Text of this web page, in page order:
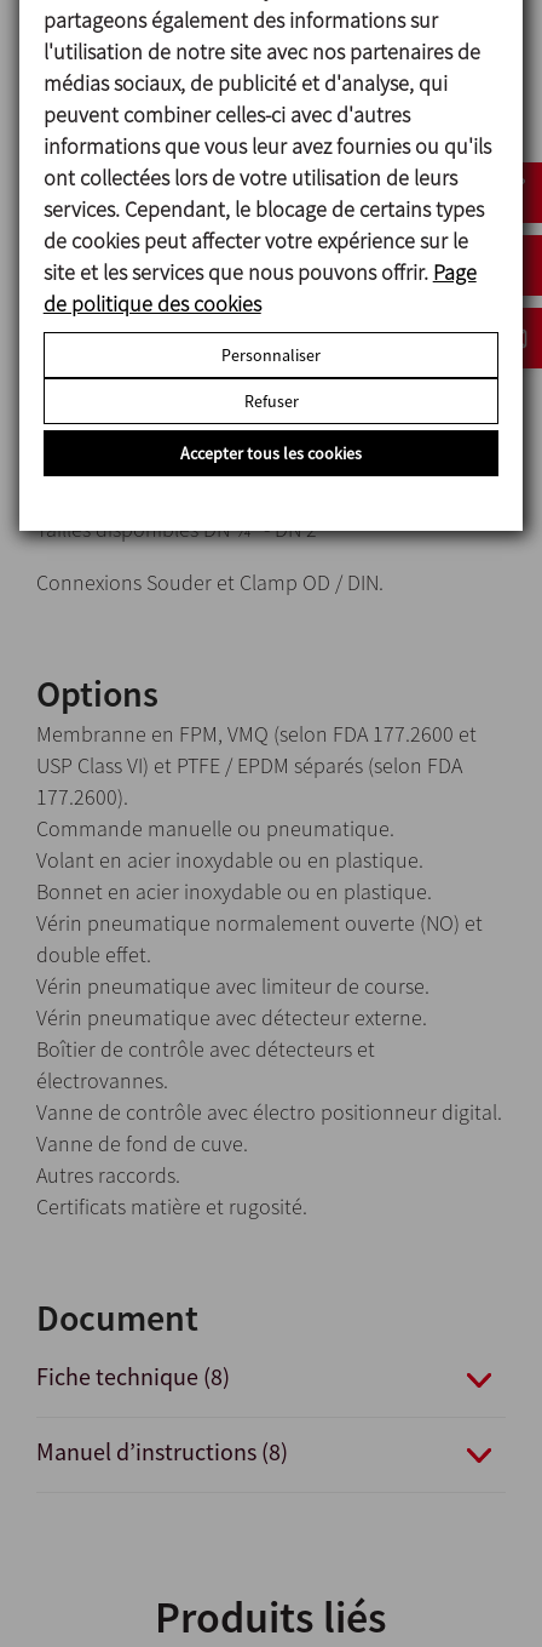
Traçabilité des composants.
Matériels
Pièces en contact avec le produit Acier inoxydable
AISI 316L (1.4404)
Autres pièces en acier inoxydable Acier inoxydable
AISI 304 (1.4301)
Pièces en plastique PP + 30 GF
Membrane EPDM (selon FDA 177.2600 et USP Class
Interne Ra ≤ 0,5 µm
Externe Poli brillant
Tailles disponibles DN ¼" - DN 2"
Connexions Souder et Clamp OD / DIN.
Options
Membranne en FPM, VMQ (selon FDA 177.2600 et
USP Class VI) et PTFE / EPDM séparés (selon FDA
177.2600).
Commande manuelle ou pneumatique.
Volant en acier inoxydable ou en plastique.
Bonnet en acier inoxydable ou en plastique.
Vérin pneumatique normalement ouverte (NO) et
double effet.
Vérin pneumatique avec limiteur de course.
Vérin pneumatique avec détecteur externe.
Boîtier de contrôle avec détecteurs et
électrovannes.
Vanne de contrôle avec électro positionneur digital.
Vanne de fond de cuve.
Autres raccords.
Certificats matière et rugosité.
Document
Fiche technique (8)
Manuel d’instructions (8)
Produits liés
partageons également des informations sur
l'utilisation de notre site avec nos partenaires de
médias sociaux, de publicité et d'analyse, qui
peuvent combiner celles-ci avec d'autres
informations que vous leur avez fournies ou qu'ils
ont collectées lors de votre utilisation de leurs
services. Cependant, le blocage de certains types
de cookies peut affecter votre expérience sur le
site et les services que nous pouvons offrir. Page
de politique des cookies
Personnaliser
Refuser
Accepter tous les cookies